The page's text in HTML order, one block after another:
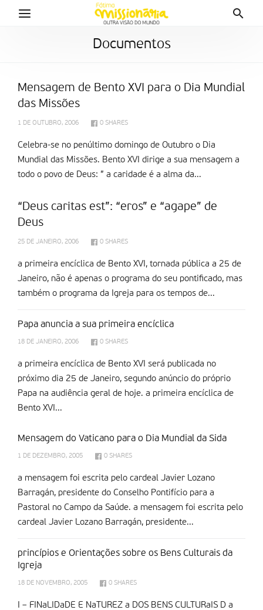
Documentos
Mensagem de Bento XVI para o Dia Mundial
das Missões
1 DE OUTUBRO, 2006 0 SHARES
Celebra-se no penúltimo domingo de Outubro o Dia
Mundial das Missões. Bento XVI dirige a sua mensagem a
todo o povo de Deus: ” a caridade é a alma da...
“Deus caritas est”: “eros” e “agape” de
Deus
25 DE JANEIRO, 2006 0 SHARES
a primeira encí­clica de Bento XVI, tornada pública a 25 de
Janeiro, não é apenas o programa do seu pontificado, mas
também o programa da Igreja para os tempos de...
Papa anuncia a sua primeira encí­clica
18 DE JANEIRO, 2006 0 SHARES
a primeira encí­clica de Bento XVI será publicada no
próximo dia 25 de Janeiro, segundo anúncio do próprio
Papa na audiência geral de hoje. a primeira encí­clica de
Bento XVI...
Mensagem do Vaticano para o Dia Mundial da Sida
1 DE DEZEMBRO, 2005 0 SHARES
a mensagem foi escrita pelo cardeal Javier Lozano
Barragán, presidente do Conselho Pontifício para a
Pastoral no Campo da Saúde. a mensagem foi escrita pelo
cardeal Javier Lozano Barragán, presidente...
princípios e Orientações sobre os Bens Culturais da
Igreja
18 DE NOVEMBRO, 2005 0 SHARES
I – FINaLIDaDE E NaTUREZ a DOS BENS CULTURaIS D a